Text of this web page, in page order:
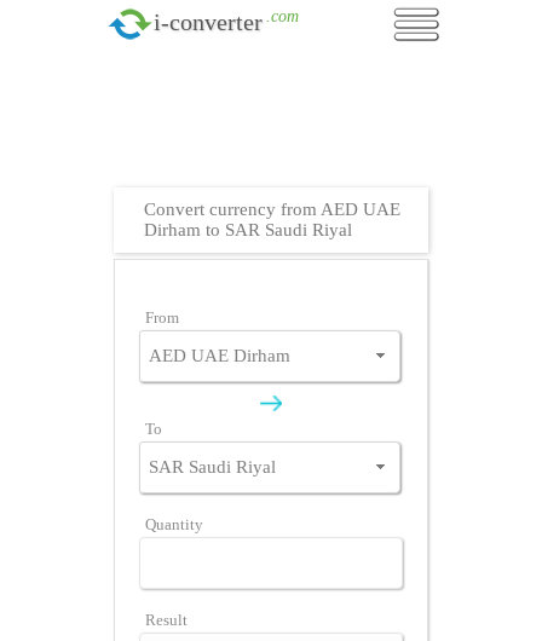
i-converter .com
Convert currency from AED UAE
Dirham to SAR Saudi Riyal
From
To
Quantity
Result